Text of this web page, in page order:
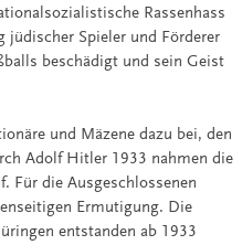
Rassenhass
jüdischer Spieler und Förderer
beschädigt und sein Geist
und Mäzene dazu bei, den
Adolf Hitler 1933 nahmen die
Für die Ausgeschlossenen
Ermutigung. Die
entstanden ab 1933